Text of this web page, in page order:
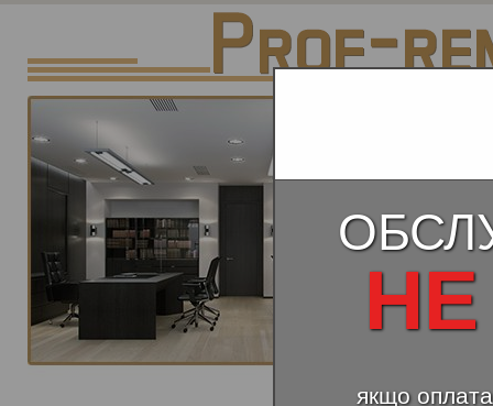
якщо